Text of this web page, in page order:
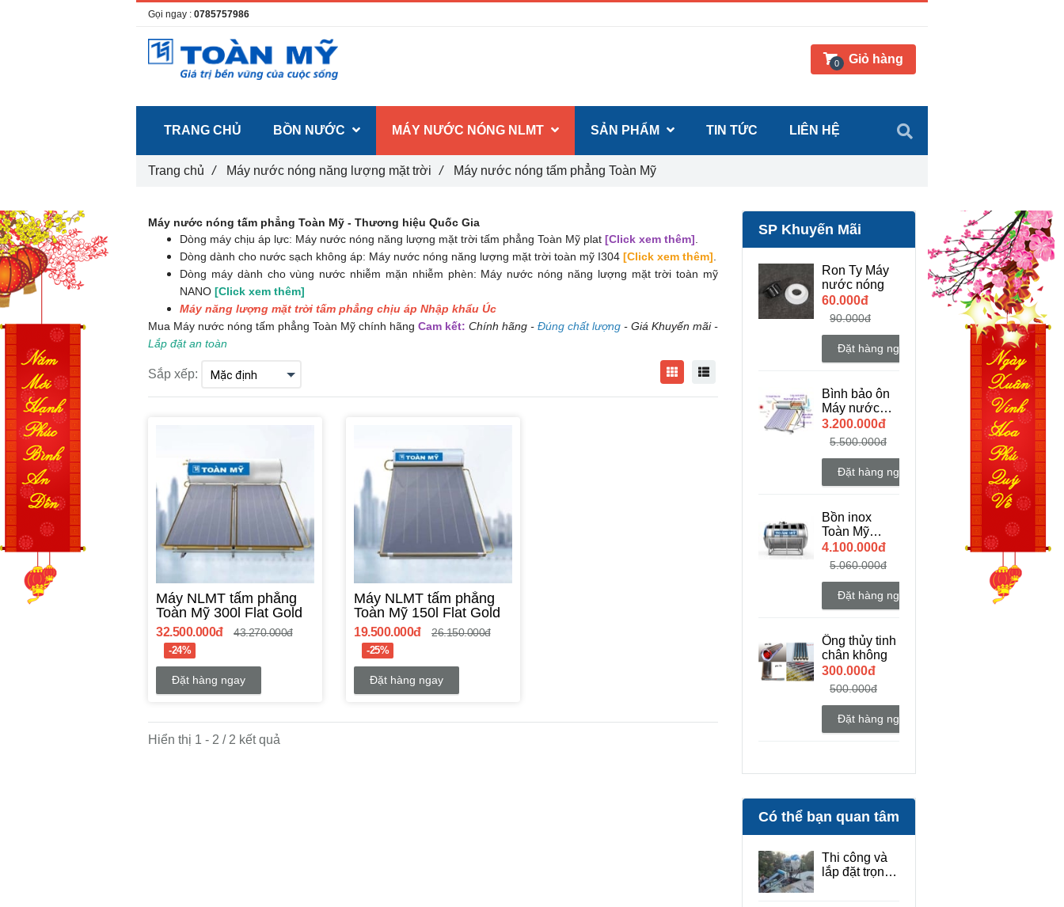
Máy nước nóng tấm phẳng Toàn Mỹ - Thương hiệu Quốc Gia
Dòng máy chịu áp lực: Máy nước nóng năng lượng mặt trời tấm phẳng Toàn Mỹ plat [Click xem thêm]
Dòng dành cho nước sạch không áp: Máy nước nóng năng lượng mặt trời toàn mỹ I304 [Click xem thêm]
Dòng máy dành cho vùng nước nhiễm mặn nhiễm phèn: Máy nước nóng năng lượng mặt trời toàn mỹ
NANO [Click xem thêm]
Máy năng lượng mặt trời tấm phẳng chịu áp Nhập khẩu Úc
Mua Máy nước nóng tấm phẳng Toàn Mỹ chính hãng Cam kết: Chính hãng - Đúng chất lượng - Giá Khuyến mãi -
Lắp đặt an toàn
Sắp xếp:
Máy NLMT tấm phẳng
Toàn Mỹ 300l Flat Gold
32.500.000đ 43.270.000đ
-24%
Đặt hàng ngay
Máy NLMT tấm phẳng
Toàn Mỹ 150l Flat Gold
19.500.000đ 26.150.000đ
-25%
Đặt hàng ngay
Hiển thị 1 - 2 / 2 kết quả
SP Khuyến Mãi
Ron Ty Máy
nước nóng
60.000đ
90.000đ
Đặt hàng ngay
Bình bảo ôn
Máy nước
nóng năng
lượng mặt
3.200.000đ
5.500.000đ
Đặt hàng ngay
Bồn inox
Toàn Mỹ
1000l ngang
4.100.000đ
5.060.000đ
Đặt hàng ngay
Ống thủy tinh
chân không
300.000đ
500.000đ
Đặt hàng ngay
Có thể bạn quan tâm
Thi công và
lắp đặt trọn
Trang chủ / Máy nước nóng năng lượng mặt trời / Máy nước nóng tấm phẳng Toàn Mỹ
Gọi ngay : 0785757986
0 Giỏ hàng
TRANG CHỦ BỒN NƯỚC MÁY NƯỚC NÓNG NLMT SẢN PHẨM TIN TỨC LIÊN HỆ